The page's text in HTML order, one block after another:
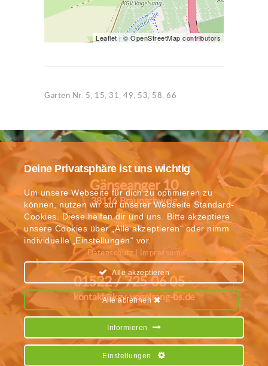
Leaflet| ©OpenStreetMap contributors
Garten Nr. 5, 15, 31, 49, 53, 58, 66
Gänseanger 10
38116 Braunschweig
Datenschutz Impressum
01522 / 725 06 05
kontakt@kgv-vogelsang-bs.de
Deine Privatsphäre ist uns wichtig
Um unsere Webseite für dich zu optimieren zu
können, nutzen wir auf unserer Webseite Standard-
Cookies. Diese helfen dir und uns. Bitte akzeptiere
unsere Cookies über „Alle akzeptieren“ oder nimm
individuelle „Einstellungen“ vor.
Alle akzeptieren
Alle ablehnen
Informieren
Einstellungen